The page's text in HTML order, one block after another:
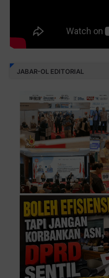
JABAR-OL EDITORIAL